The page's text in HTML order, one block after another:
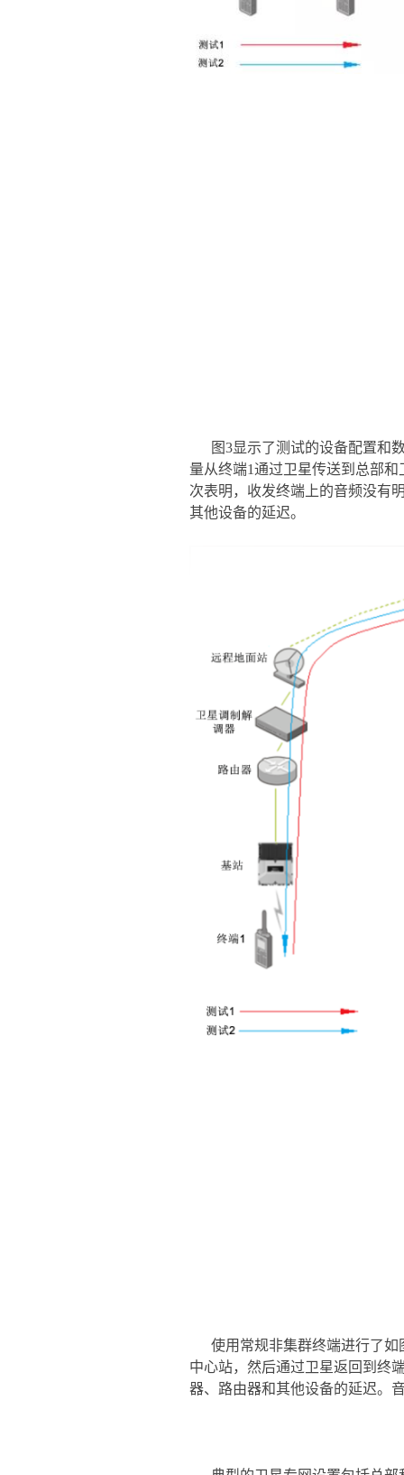
图3显示了测试的设备配置和
量从终端1通过卫星传送到总部
次表明，收发终端上的音频没有
其他设备的延迟。
使用常规非集群终端进行了
中心站，然后通过卫星返回到终
器、路由器和其他设备的延迟。